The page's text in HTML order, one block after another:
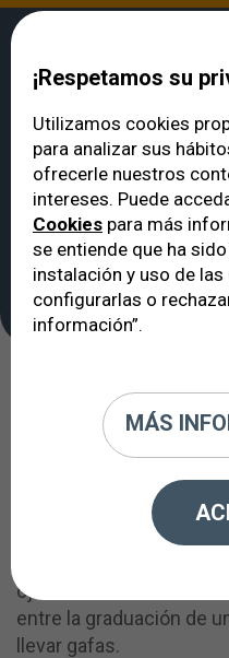
VERTE
Carla: 'Ya no
fuerte'
Carla: 'Ya
ponerme
muy
Lentes intraoculares ICL
Adiós gafas
ojos. Debido a su
entre la graduación de
llevar gafas.
¡Respetamos su
Utilizamos cookies
para analizar sus
ofrecerle nuestros
intereses. Puede
Cookies para más
se entiende que ha
instalación y uso de
configurarlas o
información”.
MÁS